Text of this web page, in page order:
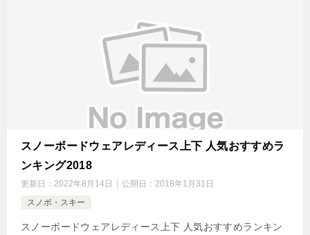
スノーボードウェアレディース上下 人気おすすめラ
ンキング2018
更新日： 2022年8月14日 公開日： 2018年1月31日
スノボ・スキー
スノーボードウェアレディース上下 人気おすすめランキン